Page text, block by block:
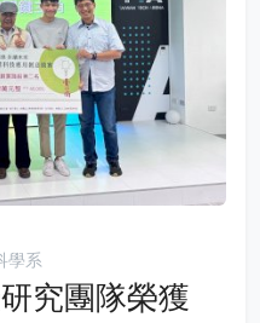
學系
究團隊榮獲